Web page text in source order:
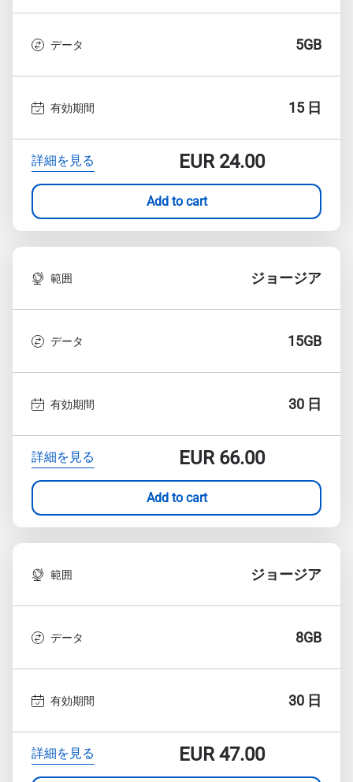
データ 5GB
有効期間 15 日
詳細を見る EUR24.00
Add to cart
範囲 ジョージア
データ 15GB
有効期間 30 日
詳細を見る EUR66.00
Add to cart
範囲 ジョージア
データ 8GB
有効期間 30 日
詳細を見る EUR47.00